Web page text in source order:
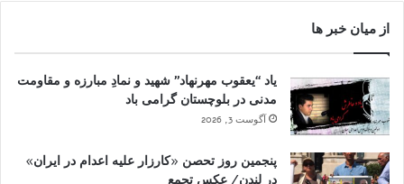
از میان خبر ها
یاد “یعقوب مهرنهاد” شهید و نمادِ مبارزه و مقاومت
مدنی در بلوچستان گرامی باد
آگوست 3, 2026
پنجمین روز تحصن «کارزار علیه اعدام در ایران»
در لندن/ عکس تجمع